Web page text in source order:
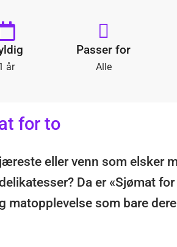
år
Passer for
Alle
for to
eller venn som elsker
Da er «Sjømat
matopplevelse som bare